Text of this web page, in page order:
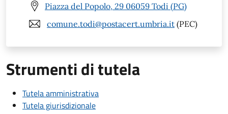
Piazza del Popolo, 29 06059 Todi (PG)
comune.todi@postacert.umbria.it (PEC)
Strumenti di tutela
Tutela amministrativa
Tutela giurisdizionale